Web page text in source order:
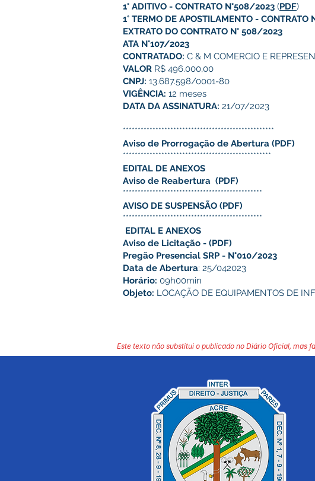
1° ADITIVO - CONTRATO N°508/2023 (PDF)
1° TERMO DE APOSTILAMENTO -
EXTRATO DO CONTRATO N° 508/2023
ATA N°107/2023
CONTRATADO: C & M COMERCIO E
VALOR R$ 496.000,00
CNPJ: 13.687.598/0001-80
VIGÊNCIA: 12 meses
DATA DA ASSINATURA: 21/07/2023
***************************************************
Aviso de Prorrogação de Abertura (PDF)
**************************************************
EDITAL DE ANEXOS
Aviso de Reabertura (PDF)
***********************************************
AVISO DE SUSPENSÃO (PDF)
***********************************************
EDITAL E ANEXOS
Aviso de Licitação - (PDF)
Pregão Presencial SRP - N°010/2023
Data de Abertura: 25/042023
Horário: 09h00min
Objeto: LOCAÇÃO DE EQUIPAMENTOS DE
Este texto não substitui o publicado no Diário Oficial, mas